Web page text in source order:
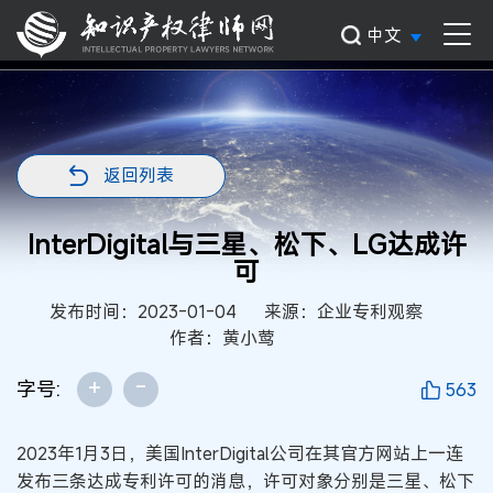
中文
返回列表
InterDigital与三星、松下、LG达成许
可
发布时间：2023-01-04
来源：企业专利观察
作者：黄小莺
字号: + - 563
2023年1月3日，美国InterDigital公司在其官方网站上一连
发布三条达成专利许可的消息，许可对象分别是三星、松下